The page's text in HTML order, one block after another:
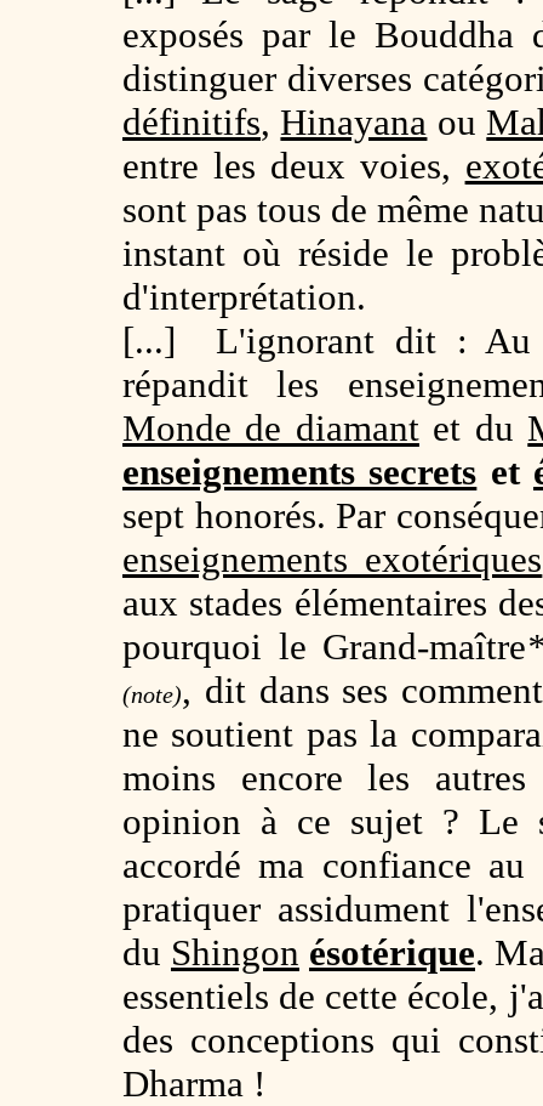
exposés par le
distinguer diverses
définitifs, Hinayana ou
entre les deux voies,
sont pas tous de même
instant où réside le
d'interprétation.
[...] L'ignorant dit : Au
répandit les
Monde de diamantet du
enseignements secrets et
sept honorés. Par
enseignements exotériques
aux stades élémentaires
pourquoi le Grand-maître
(note), dit dans ses
ne soutient pas la
moins encore les autres
opinion à ce sujet ?
accordé ma confiance
pratiquer assidument
du Shingon ésotérique.
essentiels de cette école,
des conceptions qui
Dharma !